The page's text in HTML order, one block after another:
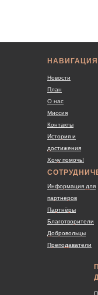
НАВИГАЦИЯ
Новости
План
О нас
Миссия
Контакты
История и
достижения
Хочу помочь!
Информация для
партнеров
Партнёры
Благотворители
Добровольцы
Преподаватели